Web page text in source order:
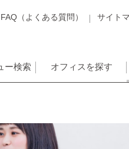
FAQ（よくある質問） サイト
ー検索 オフィスを探す